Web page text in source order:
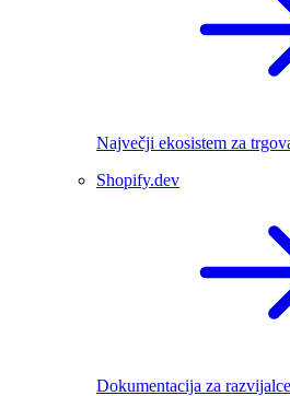
Največji ekosistem za
Shopify.dev
Dokumentacija za